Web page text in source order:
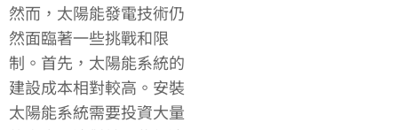
然而，太陽能發電技術仍
然面臨著一些挑戰和限
制。首先，太陽能系統的
建設成本相對較高。安裝
太陽能系統需要投資大量